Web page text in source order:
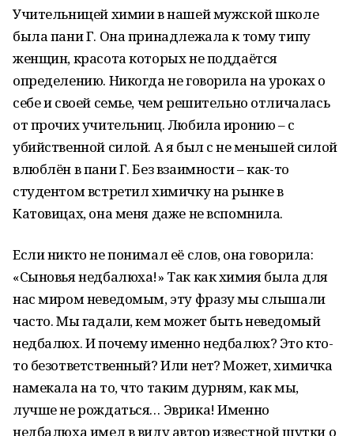
Учительницей химии в нашей мужской школе
была пани Г. Она принадлежала к тому типу
женщин, красота которых не поддаётся
определению. Никогда не говорила на уроках о
себе и своей семье, чем решительно отличалась
от прочих учительниц. Любила иронию – с
убийственной силой. А я был с не меньшей силой
влюблён в пани Г. Без взаимности – как-то
студентом встретил химичку на рынке в
Катовицах, она меня даже не вспомнила.
Если никто не понимал её слов, она говорила:
«Сыновья недбалюха!» Так как химия была для
нас миром неведомым, эту фразу мы слышали
часто. Мы гадали, кем может быть неведомый
недбалюх. И почему именно недбалюх? Это кто-
то безответственный? Или нет? Может, химичка
намекала на то, что таким дурням, как мы,
лучше не рождаться… Эврика! Именно
недбалюха имел в виду автор известной шутки о